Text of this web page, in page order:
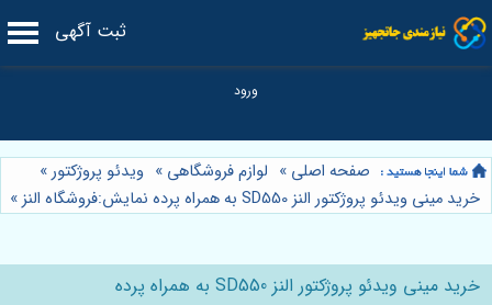
ثبت آگهی
صفحه اصلی » لوازم فروشگاهی » ویدئو پروژکتور»
خرید مینی ویدئو پروژکتور النز SD550 به همراه پرده نمایش:فروشگاه النز
»
خرید مینی ویدئو پروژکتور النز SD550 به همراه پرده